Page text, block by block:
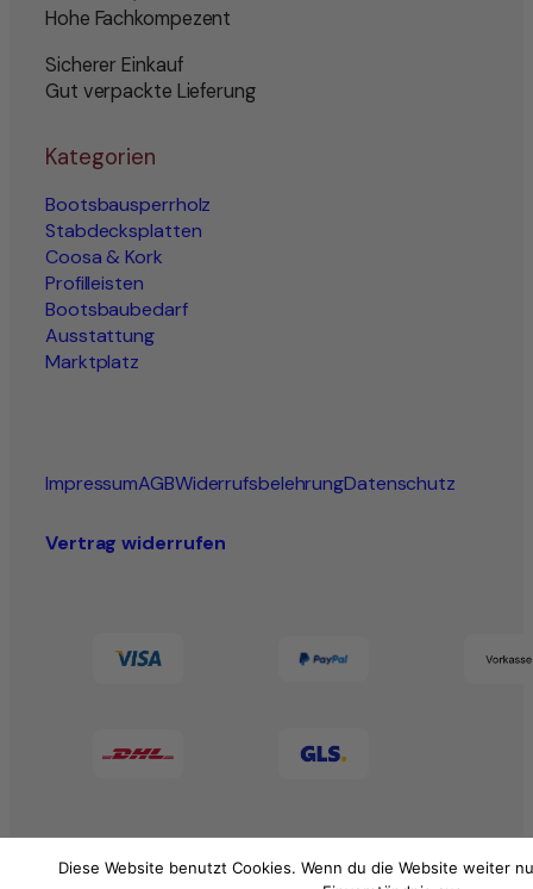
Hohe Fachkompezent
Sicherer Einkauf
Gut verpackte Lieferung
Kategorien
Bootsbausperrholz
Stabdecksplatten
Coosa & Kork
Profilleisten
Bootsbaubedarf
Ausstattung
Marktplatz
ImpressumAGBWiderrufsbelehrungDatenschutz
Vertrag widerrufen
Diese Website benutzt Cookies. Wenn du die Website weiter